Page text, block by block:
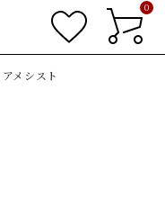
0
メシスト